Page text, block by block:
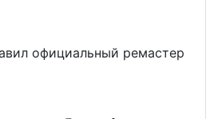
официальный ремастер